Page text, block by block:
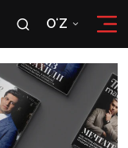
OʻZ
RU
OʻZ